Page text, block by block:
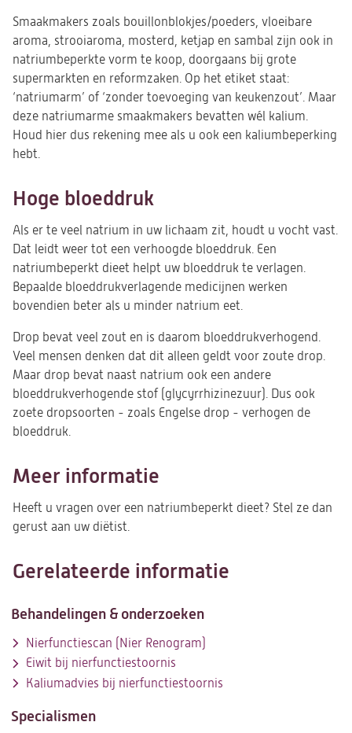
Smaakmakers zoals bouillonblokjes/poeders, vloeibare
aroma, strooiaroma, mosterd, ketjap en sambal zijn ook in
natriumbeperkte vorm te koop, doorgaans bij grote
supermarkten en reformzaken. Op het etiket staat:
‘natriumarm’ of ‘zonder toevoeging van keukenzout’. Maar
deze natriumarme smaakmakers bevatten wél kalium.
Houd hier dus rekening mee als u ook een kaliumbeperking
hebt.
Hoge bloeddruk
Als er te veel natrium in uw lichaam zit, houdt u vocht vast.
Dat leidt weer tot een verhoogde bloeddruk. Een
natriumbeperkt dieet helpt uw bloeddruk te verlagen.
Bepaalde bloeddrukverlagende medicijnen werken
bovendien beter als u minder natrium eet.
Drop bevat veel zout en is daarom bloeddrukverhogend.
Veel mensen denken dat dit alleen geldt voor zoute drop.
Maar drop bevat naast natrium ook een andere
bloeddrukverhogende stof (glycyrrhizinezuur). Dus ook
zoete dropsoorten - zoals Engelse drop - verhogen de
bloeddruk.
Meer informatie
Heeft u vragen over een natriumbeperkt dieet? Stel ze dan
gerust aan uw diëtist.
Gerelateerde informatie
Behandelingen & onderzoeken
Nierfunctiescan (Nier Renogram)
Eiwit bij nierfunctiestoornis
Kaliumadvies bij nierfunctiestoornis
Specialismen